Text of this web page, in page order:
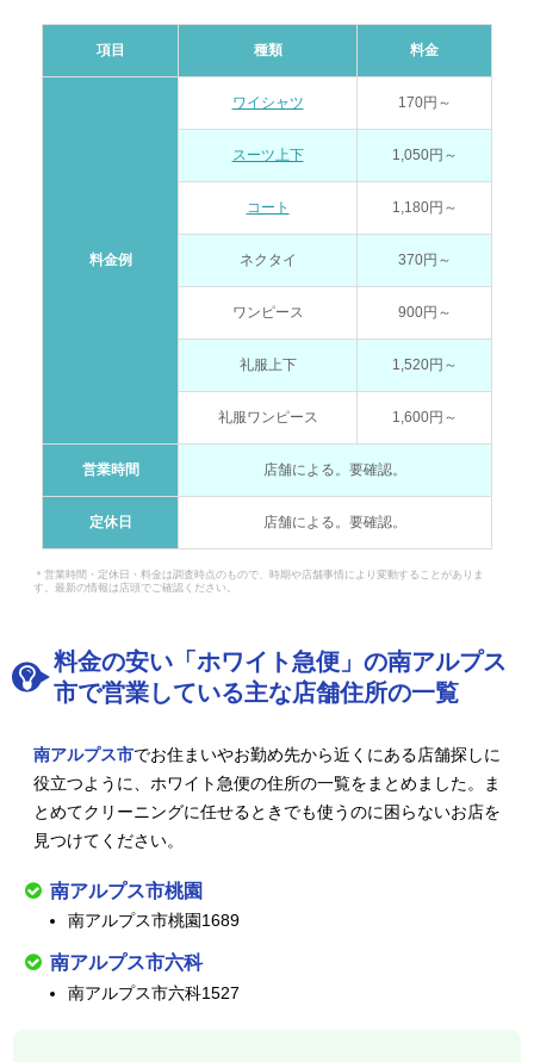
項目 種類 料金
料金例
ワイシャツ 170円～
スーツ上下 1,050円～
コート 1,180円～
ネクタイ 370円～
ワンピース 900円～
礼服上下 1,520円～
礼服ワンピース 1,600円～
営業時間 店舗による。要確認。
定休日 店舗による。要確認。
＊営業時間・定休日・料金は調査時点のもので、時期や店舗事情により変動することがありま
す。最新の情報は店頭でご確認ください。
料金の安い「ホワイト急便」の南アルプス
市で営業している主な店舗住所の一覧
南アルプス市でお住まいやお勤め先から近くにある店舗探しに
役立つように、ホワイト急便の住所の一覧をまとめました。ま
とめてクリーニングに任せるときでも使うのに困らないお店を
見つけてください。
南アルプス市桃園
南アルプス市桃園1689
南アルプス市六科
南アルプス市六科1527